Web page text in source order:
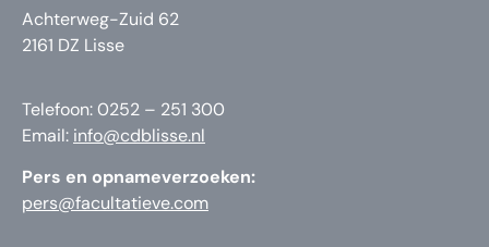
Achterweg-Zuid 62
2161 DZ Lisse
Telefoon: 0252 – 251 300
Email: info@cdblisse.nl
Pers en opnameverzoeken:
pers@facultatieve.com